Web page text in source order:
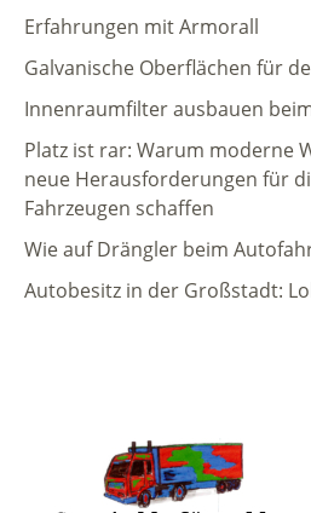
Erfahrungen mit Armorall
Galvanische Oberflächen für
Innenraumfilter ausbauen beim
Platz ist rar: Warum moderne
neue Herausforderungen für
Fahrzeugen schaffen
Wie auf Drängler beim
Autobesitz in der Großstadt: